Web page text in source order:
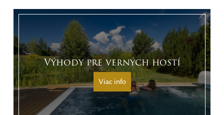
Výhody pre verných hostí
Viac info